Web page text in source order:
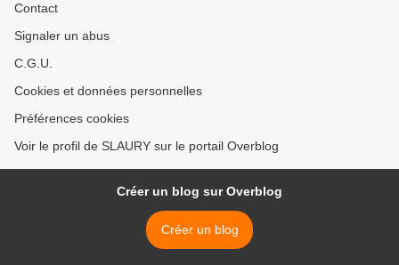
Contact
Signaler un abus
C.G.U.
Cookies et données personnelles
Préférences cookies
Voir le profil de SLAURY sur le portail Overblog
Créer un blog sur Overblog
Créer un blog